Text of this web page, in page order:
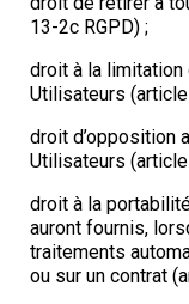
13-2c RGPD) ;
droit à la
Utilisateurs (article
droit d’opposition
Utilisateurs (article
droit à la
auront fournis,
traitements
ou sur un contrat